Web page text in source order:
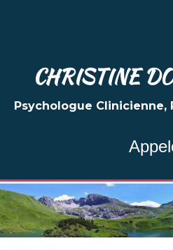
CHRISTINE
Psychologue Clinicienne,